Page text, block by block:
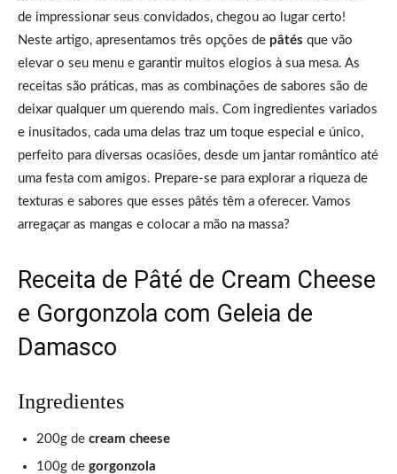
de impressionar seus convidados, chegou ao lugar certo!
Neste artigo, apresentamos três opções de pâtés que vão
elevar o seu menu e garantir muitos elogios à sua mesa. As
receitas são práticas, mas as combinações de sabores são de
deixar qualquer um querendo mais. Com ingredientes variados
e inusitados, cada uma delas traz um toque especial e único,
perfeito para diversas ocasiões, desde um jantar romântico até
uma festa com amigos. Prepare-se para explorar a riqueza de
texturas e sabores que esses pâtés têm a oferecer. Vamos
arregaçar as mangas e colocar a mão na massa?
Receita de Pâté de Cream Cheese
e Gorgonzola com Geleia de
Damasco
Ingredientes
200g de cream cheese
100g de gorgonzola